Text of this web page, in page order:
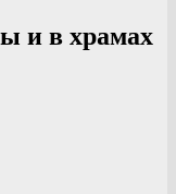
и в храмах